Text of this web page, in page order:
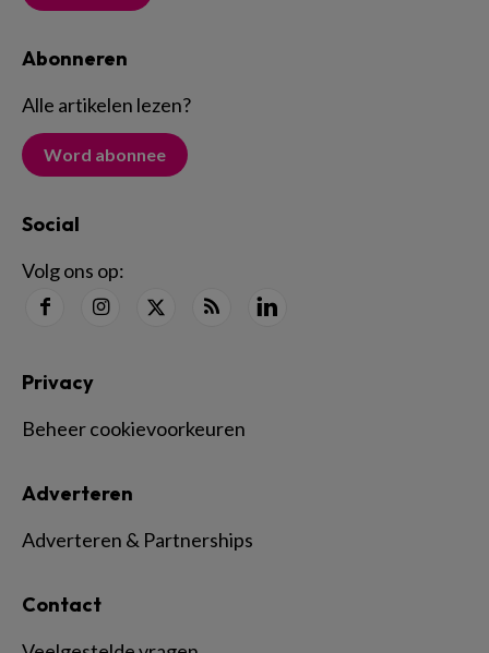
Abonneren
Alle artikelen lezen?
Word abonnee
Social
Volg ons op:
Contact
Adverteren
Adverteren & Partnerships
Privacy
Beheer cookievoorkeuren